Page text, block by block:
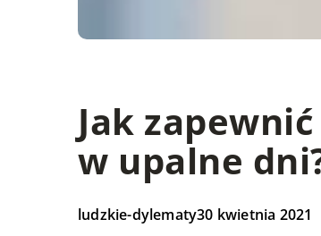
Jak
w upalne
ludzkie-dylematy30 kwietnia 2021